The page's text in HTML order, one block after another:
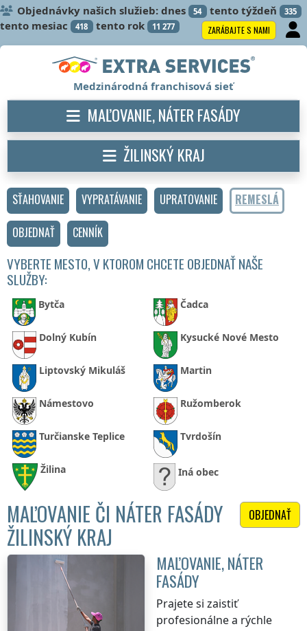
Objednávky našich služieb: dnes 54 tento týždeň 335
tento mesiac 418 tento rok 11 277 ZARÁBAJTE S NAMI
SŤAHOVANIE VYPRATÁVANIE UPRATOVANIE
REMESLÁ
OBJEDNAŤ
CENNÍK
VYBERTE MESTO, V KTOROM CHCETE OBJEDNAŤ NAŠE
SLUŽBY:
Bytča Čadca
Dolný Kubín Kysucké Nové Mesto
Liptovský Mikuláš Martin
Námestovo Ružomberok
Turčianske Teplice Tvrdošín
Žilina Iná obec
OBJEDNAŤ
MAĽOVANIE ČI NÁTER FASÁDY
ŽILINSKÝ KRAJ
MAĽOVANIE, NÁTER
FASÁDY
Prajete si zaistiť
profesionálne a rýchle
Medzinárodná franchisová sieť
MAĽOVANIE, NÁTER FASÁDY
ŽILINSKÝ KRAJ